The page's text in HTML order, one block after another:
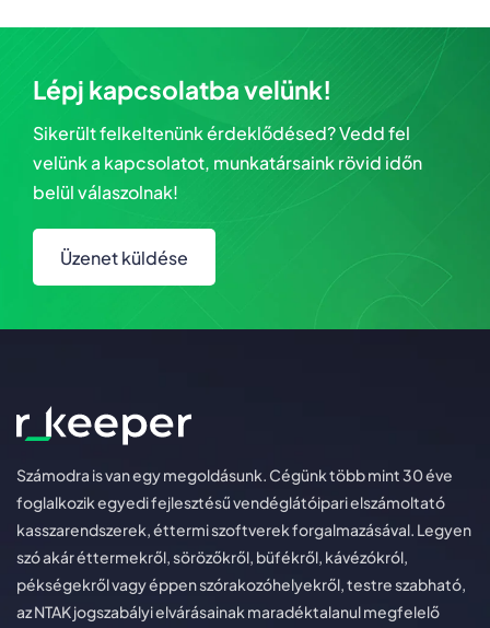
Lépj kapcsolatba velünk!
Sikerült felkeltenünk érdeklődésed? Vedd fel
velünk a kapcsolatot, munkatársaink rövid időn
belül válaszolnak!
Üzenet küldése
Számodra is van egy megoldásunk. Cégünk több mint 30 éve
foglalkozik egyedi fejlesztésű vendéglátóipari elszámoltató
kasszarendszerek, éttermi szoftverek forgalmazásával. Legyen
szó akár éttermekről, sörözőkről, büfékről, kávézókról,
pékségekről vagy éppen szórakozóhelyekről, testre szabható,
az NTAK jogszabályi elvárásainak maradéktalanul megfelelő